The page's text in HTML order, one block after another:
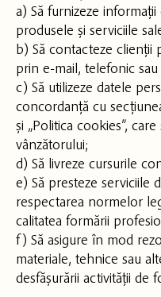
a) Să furnizeze
produsele și serviciile
b) Să contacteze
prin e-mail, telefonic
c) Să utilizeze datele
concordanță cu
și „Politica cookies”,
vânzătorului;
d) Să livreze cursurile
e) Să presteze serviciile
respectarea normelor
calitatea formării
f) Să asigure în mod
materiale, tehnice sau
desfășurării activității de